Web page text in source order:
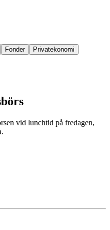
Fonder
Privatekonomi
vid lunchtid på fredagen,